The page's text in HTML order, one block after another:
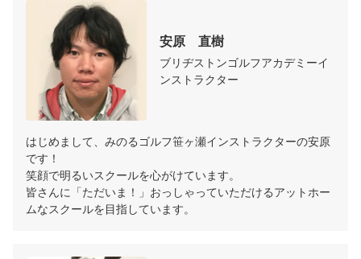
安原　直樹
ブリヂストンゴルフアカデミーイ
ンストラクター
はじめまして、みのるゴルフ笹ヶ瀬インストラクターの安原
です！
笑顔で明るいスクールを心がけています。
皆さんに「ただいま！」おっしゃっていただけるアットホー
ムなスクールを目指しています。